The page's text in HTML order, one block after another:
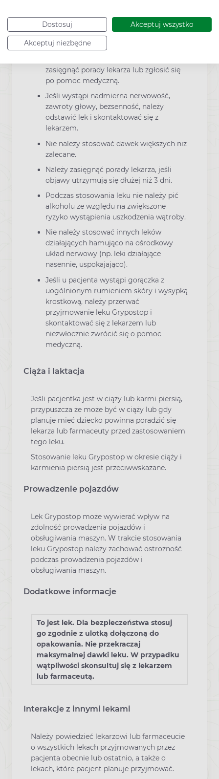
Dostosuj Akceptuj wszystko
Akceptuj niezbędne
zapalnego jelita grubego (niedokrwienne
zapalenia jelita grubego). Jeśli wystąpią
takie objawy dotyczące przewodu
pokarmowego, należy przerwać
zasięgnąć porady lekarza lub zgłosić się
po pomoc medyczną.
Jeśli wystąpi nadmierna nerwowość,
zawroty głowy, bezsenność, należy
odstawić lek i skontaktować się z
lekarzem.
Nie należy stosować dawek większych niż
zalecane.
Należy zasięgnąć porady lekarza, jeśli
objawy utrzymują się dłużej niż 3 dni.
Podczas stosowania leku nie należy pić
alkoholu ze względu na zwiększone
ryzyko wystąpienia uszkodzenia wątroby.
Nie należy stosować innych leków
działających hamująco na ośrodkowy
układ nerwowy (np. leki działające
nasennie, uspokajająco).
Jeśli u pacjenta wystąpi gorączka z
uogólnionym rumieniem skóry i wysypką
krostkową, należy przerwać
przyjmowanie leku Grypostop i
skontaktować się z lekarzem lub
niezwłocznie zwrócić się o pomoc
medyczną.
Ciąża i laktacja
Jeśli pacjentka jest w ciąży lub karmi piersią,
przypuszcza że może być w ciąży lub gdy
planuje mieć dziecko powinna poradzić się
lekarza lub farmaceuty przed zastosowaniem
tego leku.
Stosowanie leku Grypostop w okresie ciąży i
karmienia piersią jest przeciwwskazane.
Prowadzenie pojazdów
Lek Grypostop może wywierać wpływ na
zdolność prowadzenia pojazdów i
obsługiwania maszyn. W trakcie stosowania
leku Grypostop należy zachować ostrożność
podczas prowadzenia pojazdów i
obsługiwania maszyn.
Dodatkowe informacje
To jest lek. Dla bezpieczeństwa stosuj
go zgodnie z ulotką dołączoną do
opakowania. Nie przekraczaj
maksymalnej dawki leku. W przypadku
wątpliwości skonsultuj się z lekarzem
lub farmaceutą.
Interakcje z innymi lekami
Należy powiedzieć lekarzowi lub farmaceucie
o wszystkich lekach przyjmowanych przez
pacjenta obecnie lub ostatnio, a także o
lekach, które pacjent planuje przyjmować.